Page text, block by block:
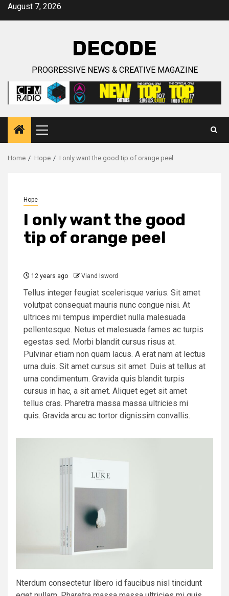
SkipAugust 7, 2026
DECODE
PROGRESSIVE NEWS & CREATIVE MAGAZINE
Primary
Menu
Home Hope I only want the good tip of orange peel
Hope
I only want the good
tip of orange peel
12 years ago Viand Isword
Tellus integer feugiat scelerisque varius. Sit amet
volutpat consequat mauris nunc congue nisi. At
ultrices mi tempus imperdiet nulla malesuada
pellentesque. Netus et malesuada fames ac turpis
egestas sed. Morbi blandit cursus risus at.
Pulvinar etiam non quam lacus. A erat nam at lectus
urna duis. Sit amet cursus sit amet. Duis at tellus at
urna condimentum. Gravida quis blandit turpis
cursus in hac, a sit amet. Aliquet eget sit amet
tellus cras. Pharetra massa massa ultricies mi
quis. Gravida arcu ac tortor dignissim convallis.
Nterdum consectetur libero id faucibus nisl tincidunt